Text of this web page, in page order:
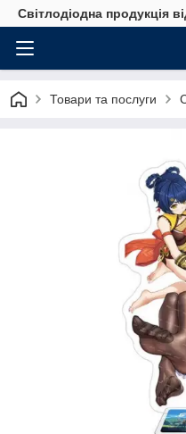
Світлодіодна продукція
Товари та послуги